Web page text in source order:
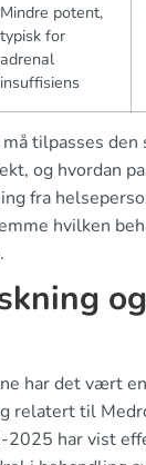
Mindre potent,
typisk for
adrenal
insuffisiens
tilpasses den
og hvordan
fra
hvilken
og
har det vært
relatert til
har vist